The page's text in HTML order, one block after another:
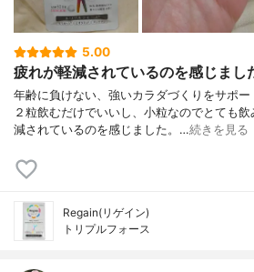
5.00
疲れが軽減されているのを感じまし
年齢に負けない、強いカラダづくりをサポ
２粒飲むだけでいいし、小粒なのでとても
減されているのを感じました。…続きを見る
Regain(リゲイン)
トリプルフォース